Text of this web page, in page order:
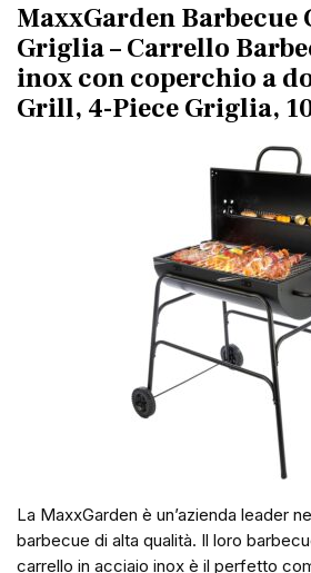
MaxxGarden Barbecue
Griglia – Carrello
inox con coperchio a
Grill, 4-Piece Griglia,
La MaxxGarden è un’azienda leader
barbecue di alta qualità. Il loro
carrello in acciaio inox è il perfetto